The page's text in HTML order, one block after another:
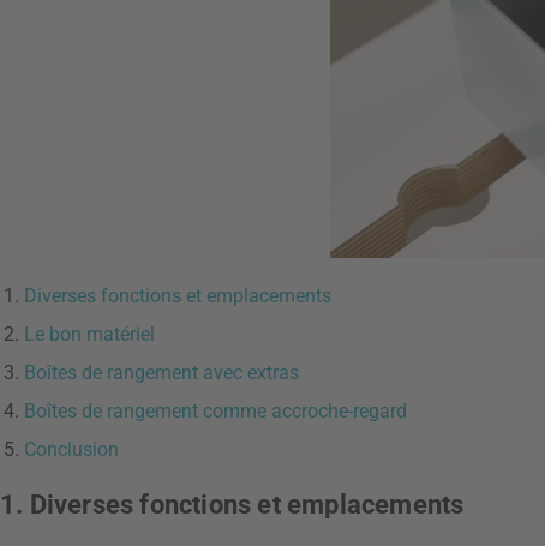
Diverses fonctions et emplacements
Le bon matériel
Boîtes de rangement avec extras
Boîtes de rangement comme accroche-regard
Conclusion
1. Diverses fonctions et emplacements